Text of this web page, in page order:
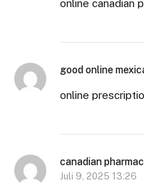
online canadian
good online
online
canadian
Juli 9, 2025 13:26